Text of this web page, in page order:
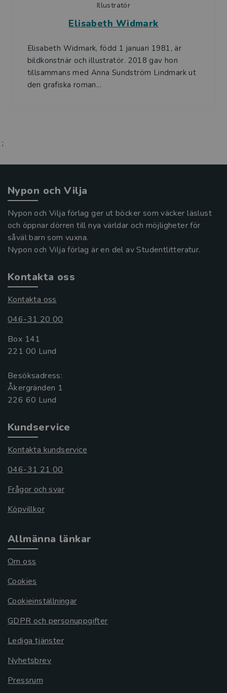
Illustratör
Elisabeth Widmark
Elisabeth Widmark, född 1 januari 1981, är
bildkonstnär och illustratör. 2018 gav hon
tillsammans med Anna Sundström Lindmark ut
den grafiska roman...
;
Nypon och Vilja
Nypon och Vilja förlag ger ut böcker som väcker läslust
och öppnar dörren till nya världar och möjligheter för
såväl barn som vuxna.
Nypon och Vilja förlag är en del av Studentlitteratur.
Kontakta oss
Kontakta oss
046-31 20 00
Box 141
221 00 Lund
Besöksadress:
Åkergränden 1
Kundservice
Kontakta kundservice
046-31 21 00
Frågor och svar
Köpvillkor
Allmänna länkar
Om oss
Cookies
Cookieinställningar
GDPR och personuppgifter
Lediga tjänster
Nyhetsbrev
Pressrum